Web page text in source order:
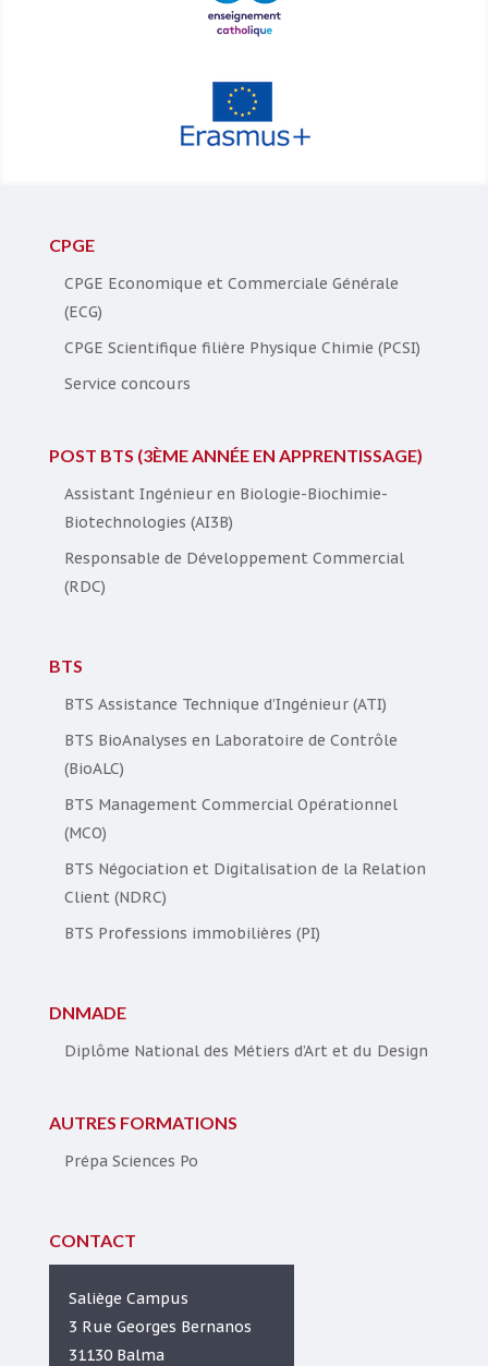
CPGE
CPGE Economique et Commerciale Générale
(ECG)
CPGE Scientifique filière Physique Chimie (PCSI)
Service concours
POST BTS (3ÈME ANNÉE EN APPRENTISSAGE)
Assistant Ingénieur en Biologie-Biochimie-
Biotechnologies (AI3B)
Responsable de Développement Commercial
(RDC)
BTS
BTS Assistance Technique d’Ingénieur (ATI)
BTS BioAnalyses en Laboratoire de Contrôle
(BioALC)
BTS Management Commercial Opérationnel
(MCO)
BTS Négociation et Digitalisation de la Relation
Client (NDRC)
BTS Professions immobilières (PI)
DNMADE
Diplôme National des Métiers d’Art et du Design
AUTRES FORMATIONS
Prépa Sciences Po
CONTACT
Saliège Campus
3 Rue Georges Bernanos
31130 Balma